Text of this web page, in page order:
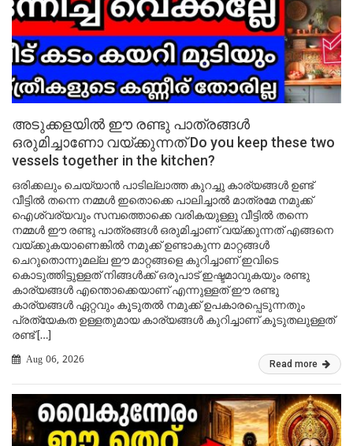
അടുക്കളയിൽ ഈ രണ്ടു പാത്രങ്ങൾ
ഒരുമിച്ചാണോ വയ്ക്കുന്നത് Do you keep these two
vessels together in the kitchen?
ഒരിക്കലും ചെയ്യാൻ പാടില്ലാത്ത കുറച്ചു കാര്യങ്ങൾ ഉണ്ട്
വീട്ടിൽ തന്നെ നമ്മൾ ഇതൊക്കെ പാലിച്ചാൽ മാത്രമേ നമുക്ക്
ഐശ്വര്യവും സമ്പത്തൊക്കെ വരികയുള്ളൂ വീട്ടിൽ തന്നെ
നമ്മൾ ഈ രണ്ടു പാത്രങ്ങൾ ഒരുമിച്ചാണ് വയ്ക്കുന്നത് എങ്ങനെ
വയ്ക്കുകയാണെങ്കിൽ നമുക്ക് ഉണ്ടാകുന്ന മാറ്റങ്ങൾ
ചെറുതൊന്നുമല്ല ഈ മാറ്റങ്ങളെ കുറിച്ചാണ് ഇവിടെ
കൊടുത്തിട്ടുള്ളത് നിങ്ങൾക്ക് ഒരുപാട് ഇഷ്ടമാവുകയും രണ്ടു
കാര്യങ്ങൾ എന്തൊക്കെയാണ് എന്നുള്ളത് ഈ രണ്ടു
കാര്യങ്ങൾ ഏറ്റവും കൂടുതൽ നമുക്ക് ഉപകാരപ്പെടുന്നതും
പ്രത്യേകത ഉള്ളതുമായ കാര്യങ്ങൾ കുറിച്ചാണ് കൂടുതലുള്ളത്
രണ്ട് […]
Aug 06, 2026 Read more